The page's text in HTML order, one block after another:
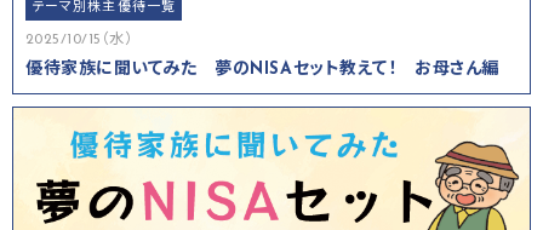
テーマ別株主優待一覧
2025/10/15（水）
優待家族に聞いてみた 夢のNISAセット教えて！ お母さん編